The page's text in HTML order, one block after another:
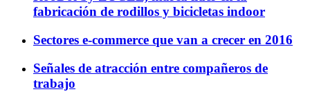
fabricación de rodillos y bicicletas indoor
Sectores e-commerce que van a crecer en 2016
Señales de atracción entre compañeros de
trabajo